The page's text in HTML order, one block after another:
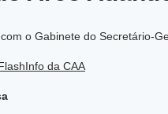
o Gabinete do Secretário-
da CAA